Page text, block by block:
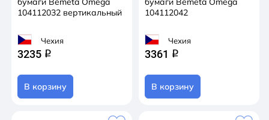
104112032 вертикальный
Чехия
3235 q
В корзину
104112042
Чехия
3361 q
В корзину